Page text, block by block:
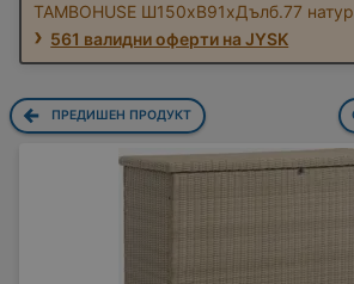
TAMBOHUSE Ш150xВ91xДълб.77
561 валидни оферти на JYSK
ПРЕДИШЕН ПРОДУКТ